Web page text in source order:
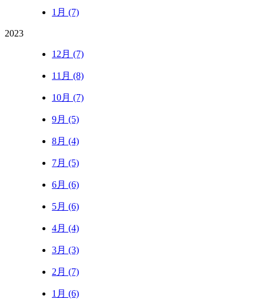
1月 (7)
2023
12月 (7)
11月 (8)
10月 (7)
9月 (5)
8月 (4)
7月 (5)
6月 (6)
5月 (6)
4月 (4)
3月 (3)
2月 (7)
1月 (6)